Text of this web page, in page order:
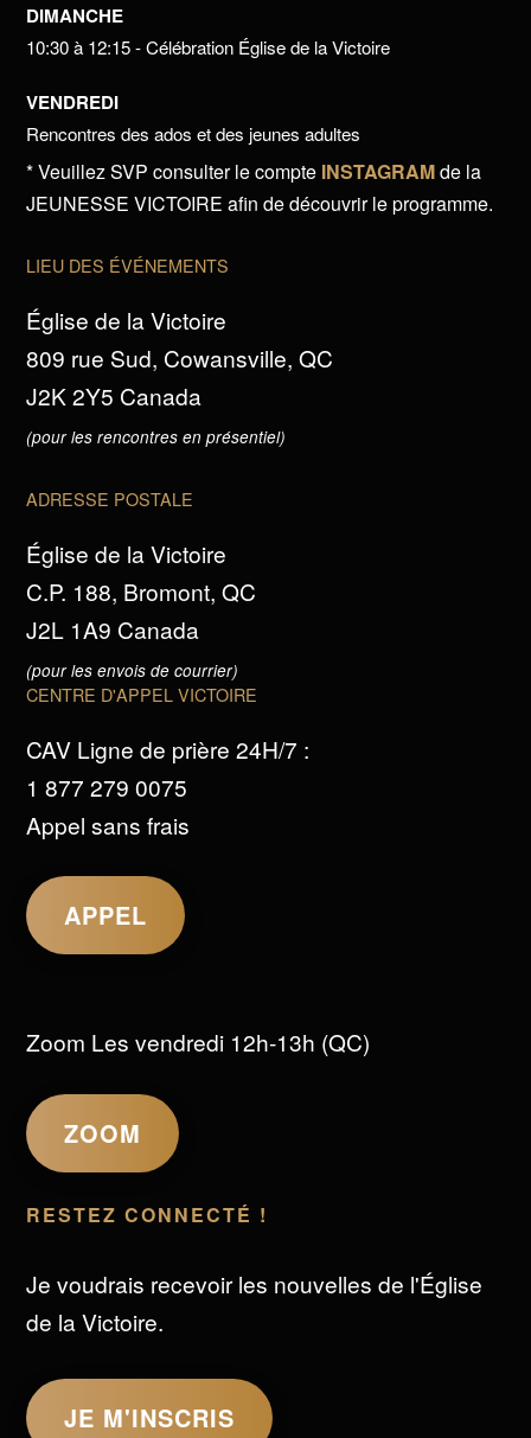
DIMANCHE
10:30 à 12:15 - Célébration Église de la Victoire
VENDREDI
Rencontres des ados et des jeunes adultes
* Veuillez SVP consulter le compte INSTAGRAMde la
JEUNESSE VICTOIRE afin de découvrir le programme.
LIEU DES ÉVÉNEMENTS
Église de la Victoire
809 rue Sud, Cowansville, QC
J2K 2Y5 Canada
(pour les rencontres en présentiel)
ADRESSE POSTALE
Église de la Victoire
C.P. 188, Bromont, QC
J2L 1A9 Canada
(pour les envois de courrier)
CENTRE D'APPEL VICTOIRE
CAV Ligne de prière 24H/7 :
1 877 279 0075
Appel sans frais
APPEL
Zoom Les vendredi 12h-13h (QC)
ZOOM
RESTEZ CONNECTÉ !
Je voudrais recevoir les nouvelles de l'Église
de la Victoire.
JE M'INSCRIS